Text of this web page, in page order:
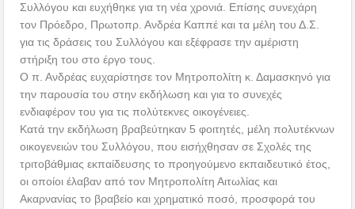
Συλλόγου και ευχήθηκε για τη νέα χρονιά. Επίσης συνεχάρη
τον Πρόεδρο, Πρωτοπρ. Ανδρέα Καππέ και τα μέλη του Δ.Σ.
για τις δράσεις του Συλλόγου και εξέφρασε την αμέριστη
στήριξη του στο έργο τους.
Ο π. Ανδρέας ευχαρίστησε τον Μητροπολίτη κ. Δαμασκηνό για
την παρουσία του στην εκδήλωση και για το συνεχές
ενδιαφέρον του για τις πολύτεκνες οικογένειες.
Κατά την εκδήλωση βραβεύτηκαν 5 φοιτητές, μέλη πολυτέκνων
οικογενειών του Συλλόγου, που εισήχθησαν σε Σχολές της
τριτοβάθμιας εκπαίδευσης το προηγούμενο εκπαιδευτικό έτος,
οι οποίοι έλαβαν από τον Μητροπολίτη Αιτωλίας και
Ακαρνανίας το βραβείο και χρηματικό ποσό, προσφορά του